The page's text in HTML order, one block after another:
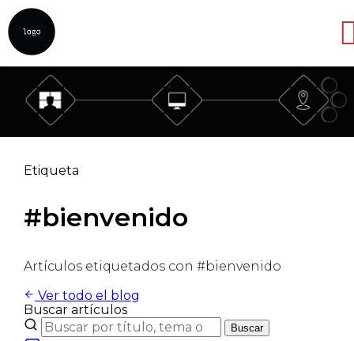
Etiqueta
#bienvenido
Artículos etiquetados con #bienvenido
Ver todo el blog
Buscar artículos
Buscar